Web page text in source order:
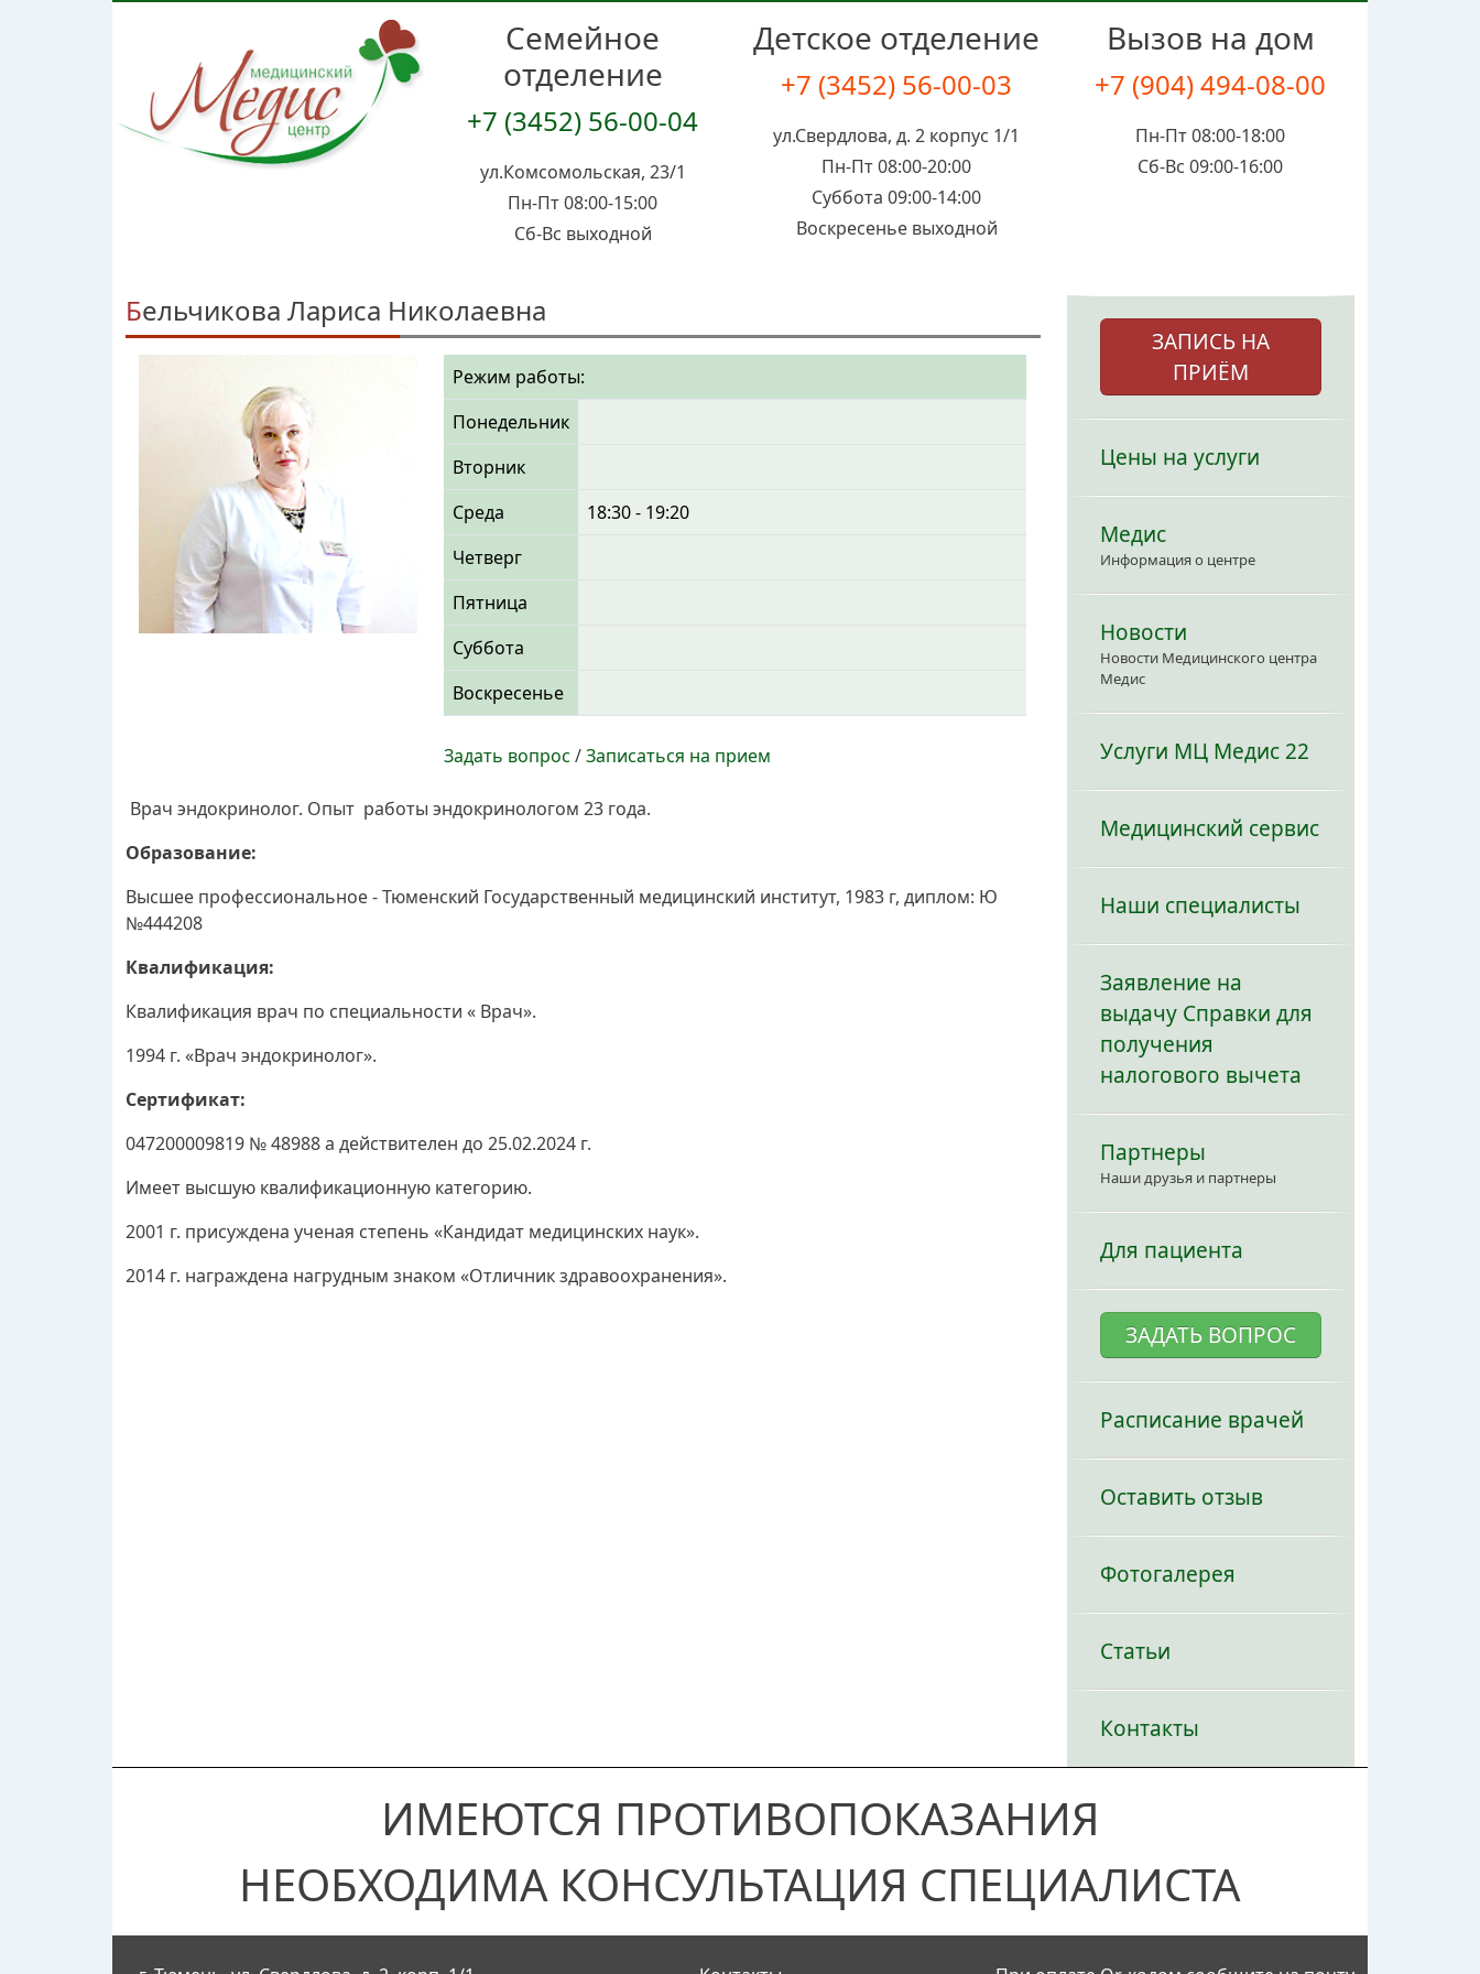
Семейное
отделение
+7 (3452) 56-00-04
ул.Комсомольская, 23/1
Пн-Пт 08:00-15:00
Сб-Вс выходной
Детское отделение
+7 (3452) 56-00-03
ул.Свердлова, д. 2 корпус 1/1
Пн-Пт 08:00-20:00
Суббота 09:00-14:00
Воскресенье выходной
Вызов на дом
+7 (904) 494-08-00
Пн-Пт 08:00-18:00
Сб-Вс 09:00-16:00
Бельчикова Лариса Николаевна
Режим работы:
Понедельник
Вторник
Среда
18:30 - 19:20
Четверг
Пятница
Суббота
Воскресенье
Задать вопрос /Записаться на прием
Врач эндокринолог. Опыт работы эндокринологом 23 года.
Образование:
Высшее профессиональное - Тюменский Государственный медицинский институт, 1983 г, диплом: Ю
№444208
Квалификация:
Квалификация врач по специальности « Врач».
1994 г. «Врач эндокринолог».
Сертификат:
047200009819 № 48988 а действителен до 25.02.2024 г.
Имеет высшую квалификационную категорию.
2001 г. присуждена ученая степень «Кандидат медицинских наук».
2014 г. награждена нагрудным знаком «Отличник здравоохранения».
ЗАПИСЬ НА
ПРИЁМ
Цены на услуги
Медис
Информация о центре
Новости
Новости Медицинского центра
Медис
Услуги МЦ Медис 22
Медицинский сервис
Наши специалисты
Заявление на
выдачу Справки для
получения
налогового вычета
Партнеры
Наши друзья и партнеры
Для пациента
ЗАДАТЬ ВОПРОС
Расписание врачей
Оставить отзыв
Фотогалерея
Статьи
Контакты
ИМЕЮТСЯ ПРОТИВОПОКАЗАНИЯ
НЕОБХОДИМА КОНСУЛЬТАЦИЯ СПЕЦИАЛИСТА